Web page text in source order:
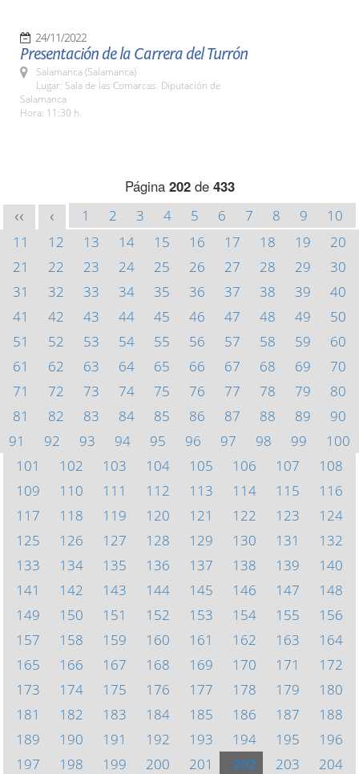
24/11/2022
Presentación de la Carrera del Turrón
Salamanca (Salamanca)
Lugar: Sala de las Comarcas. Diputación de
Salamanca
Hora: 11:30 h.
Página 202de 433
<< < 1 2 3 4 5 6 7 8 9
10
11
12 13 14 15 16 17 18 19
20
21
22 23 24 25 26 27 28 29
30
31
32 33 34 35 36 37 38 39
40
41
42 43 44 45 46 47 48 49
50
51
52 53 54 55 56 57 58 59
60
61
62 63 64 65 66 67 68 69
70
71
72 73 74 75 76 77 78 79
80
81
82 83 84 85 86 87 88 89
90
91
92 93 94 95 96 97 98 99
100
101
102 103 104 105 106 107
108
109
110 111 112 113 114 115
116
117
118 119 120 121 122 123
124
125
126 127 128 129 130 131
132
133
134 135 136 137 138 139
140
141
142 143 144 145 146 147
148
149
150 151 152 153 154 155
156
157
158 159 160 161 162 163
164
165
166 167 168 169 170 171
172
173
174 175 176 177 178 179
180
181
182 183 184 185 186 187
188
189
190 191 192 193 194 195
196
197
198 199 200 201 202 203
204